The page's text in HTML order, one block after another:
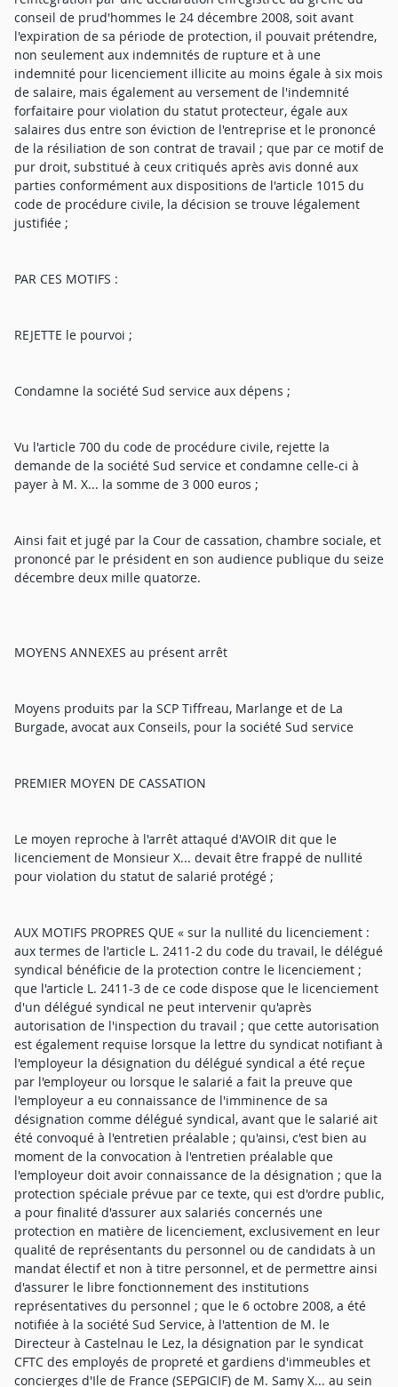
conseil de prud'hommes le 24 décembre 2008, soit avant
l'expiration de sa période de protection, il pouvait prétendre,
non seulement aux indemnités de rupture et à une
indemnité pour licenciement illicite au moins égale à six mois
de salaire, mais également au versement de l'indemnité
forfaitaire pour violation du statut protecteur, égale aux
salaires dus entre son éviction de l'entreprise et le prononcé
de la résiliation de son contrat de travail ; que par ce motif de
pur droit, substitué à ceux critiqués après avis donné aux
parties conformément aux dispositions de l'article 1015 du
code de procédure civile, la décision se trouve légalement
justifiée ;
PAR CES MOTIFS :
REJETTE le pourvoi ;
Condamne la société Sud service aux dépens ;
Vu l'article 700 du code de procédure civile, rejette la
demande de la société Sud service et condamne celle-ci à
payer à M. X... la somme de 3 000 euros ;
Ainsi fait et jugé par la Cour de cassation, chambre sociale, et
prononcé par le président en son audience publique du seize
décembre deux mille quatorze.
MOYENS ANNEXES au présent arrêt
Moyens produits par la SCP Tiffreau, Marlange et de La
Burgade, avocat aux Conseils, pour la société Sud service
PREMIER MOYEN DE CASSATION
Le moyen reproche à l'arrêt attaqué d'AVOIR dit que le
licenciement de Monsieur X... devait être frappé de nullité
pour violation du statut de salarié protégé ;
AUX MOTIFS PROPRES QUE « sur la nullité du licenciement :
aux termes de l'article L. 2411-2 du code du travail, le délégué
syndical bénéficie de la protection contre le licenciement ;
que l'article L. 2411-3 de ce code dispose que le licenciement
d'un délégué syndical ne peut intervenir qu'après
autorisation de l'inspection du travail ; que cette autorisation
est également requise lorsque la lettre du syndicat notifiant à
l'employeur la désignation du délégué syndical a été reçue
par l'employeur ou lorsque le salarié a fait la preuve que
l'employeur a eu connaissance de l'imminence de sa
désignation comme délégué syndical, avant que le salarié ait
été convoqué à l'entretien préalable ; qu'ainsi, c'est bien au
moment de la convocation à l'entretien préalable que
l'employeur doit avoir connaissance de la désignation ; que la
protection spéciale prévue par ce texte, qui est d'ordre public,
a pour finalité d'assurer aux salariés concernés une
protection en matière de licenciement, exclusivement en leur
qualité de représentants du personnel ou de candidats à un
mandat électif et non à titre personnel, et de permettre ainsi
d'assurer le libre fonctionnement des institutions
représentatives du personnel ; que le 6 octobre 2008, a été
notifiée à la société Sud Service, à l'attention de M. le
Directeur à Castelnau le Lez, la désignation par le syndicat
CFTC des employés de propreté et gardiens d'immeubles et
concierges d'Ile de France (SEPGICIF) de M. Samy X... au sein